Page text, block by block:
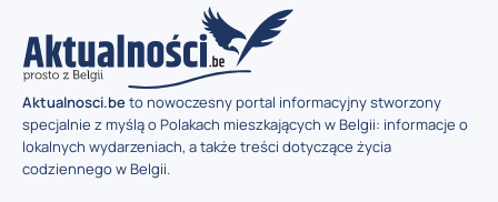
Aktualnosci.beto nowoczesny portal informacyjny stworzony
specjalnie z myślą o Polakach mieszkających w Belgii: informacje o
lokalnych wydarzeniach, a także treści dotyczące życia
codziennego w Belgii.